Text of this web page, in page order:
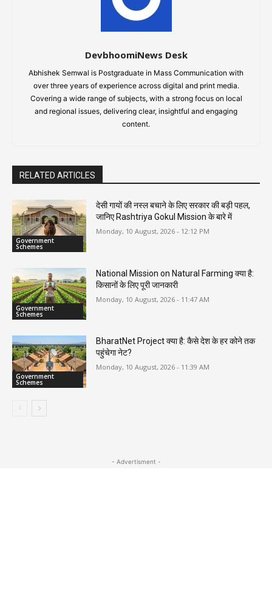
DevbhoomiNews Desk
Abhishek Semwal is Postgraduate in Mass Communication with
over three years of experience across digital and print media.
Covering a wide range of subjects, with a strong focus on local
and regional issues, delivering clear, insightful and engaging
content.
RELATED ARTICLES
Government
Schemes
देसी गायों की नस्ल बचाने के लिए सरकार की बड़ी पहल,
जानिए Rashtriya Gokul Mission के बारे में
Monday, 10 August, 2026 - 12:12 PM
Government
Schemes
National Mission on Natural Farming क्या है:
किसानों के लिए पूरी जानकारी
Monday, 10 August, 2026 - 11:47 AM
Government
Schemes
BharatNet Project क्या है: कैसे देश के हर कोने तक
पहुंचेगा नेट?
Monday, 10 August, 2026 - 11:39 AM
- Advertisment -